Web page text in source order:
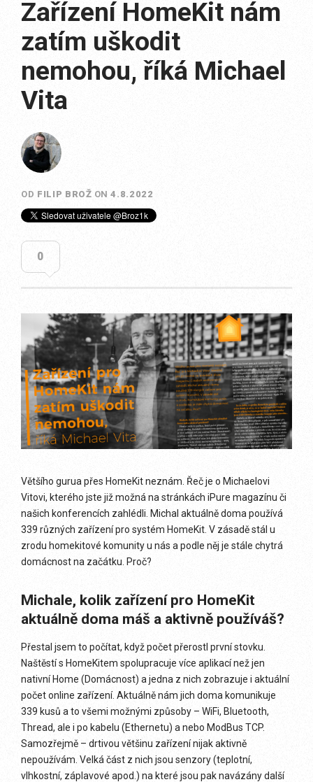
Zařízení HomeKit nám
zatím uškodit
nemohou, říká Michael
Vita
OD FILIP BROŽ ON4.8.2022
0
Většího gurua přes HomeKit neznám. Řeč je o Michaelovi
Vitovi, kterého jste již možná na stránkách iPure magazínu či
našich konferencích zahlédli. Michal aktuálně doma používá
339 různých zařízení pro systém HomeKit. V zásadě stál u
zrodu homekitové komunity u nás a podle něj je stále chytrá
domácnost na začátku. Proč?
Michale, kolik zařízení pro HomeKit
aktuálně doma máš a aktivně používáš?
Přestal jsem to počítat, když počet přerostl první stovku.
Naštěstí s HomeKitem spolupracuje více aplikací než jen
nativní Home (Domácnost) a jedna z nich zobrazuje i aktuální
počet online zařízení. Aktuálně nám jich doma komunikuje
339 kusů a to všemi možnými způsoby – WiFi, Bluetooth,
Thread, ale i po kabelu (Ethernetu) a nebo ModBus TCP.
Samozřejmě – drtivou většinu zařízení nijak aktivně
nepoužívám. Velká část z nich jsou senzory (teplotní,
vlhkostní, záplavové apod.) na které jsou pak navázány další